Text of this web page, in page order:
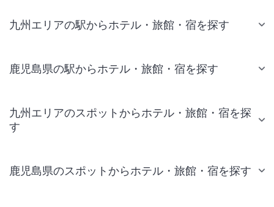
九州エリアの駅からホテル・旅館・宿を探す
鹿児島県の駅からホテル・旅館・宿を探す
九州エリアのスポットからホテル・旅館・宿を探
す
鹿児島県のスポットからホテル・旅館・宿を探す